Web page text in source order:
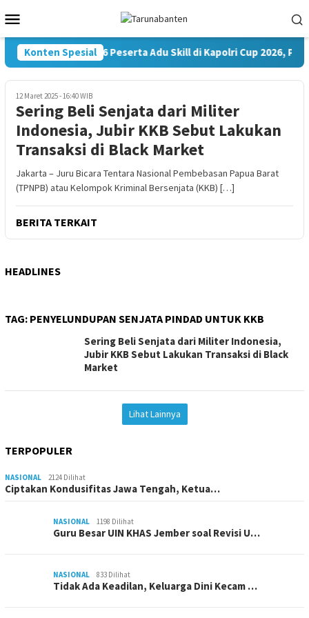
ke
kontenMobile
Konten Spesial35.936 Peserta Adu Skill di Kapolri Cup 2026,
12 Maret 2025 - 16:40 WIB
Sering Beli Senjata dari Militer
Indonesia, Jubir KKB Sebut Lakukan
Transaksi di Black Market
Jakarta – Juru Bicara Tentara Nasional Pembebasan Papua Barat
(TPNPB) atau Kelompok Kriminal Bersenjata (KKB) […]
BERITA TERKAIT
HEADLINES
TAG: PENYELUNDUPAN SENJATA PINDAD UNTUK KKB
Sering Beli Senjata dari Militer Indonesia,
Jubir KKB Sebut Lakukan Transaksi di Black
Market
Lihat Lainnya
TERPOPULER
NASIONAL 2124 Dilihat
Ciptakan Kondusifitas Jawa Tengah, Ketua…
NASIONAL 1198 Dilihat
Guru Besar UIN KHAS Jember soal Revisi U…
NASIONAL 833 Dilihat
Tidak Ada Keadilan, Keluarga Dini Kecam …